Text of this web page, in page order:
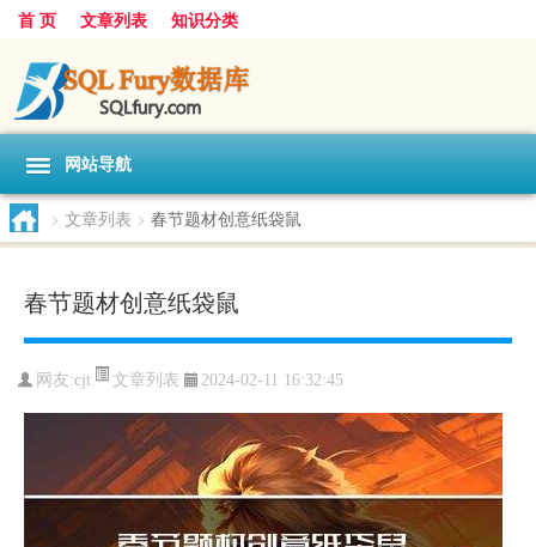
首 页 文章列表 知识分类
网站导航
> 文章列表 > 春节题材创意纸袋鼠
春节题材创意纸袋鼠
网友:cjt 文章列表 2024-02-11 16:32:45